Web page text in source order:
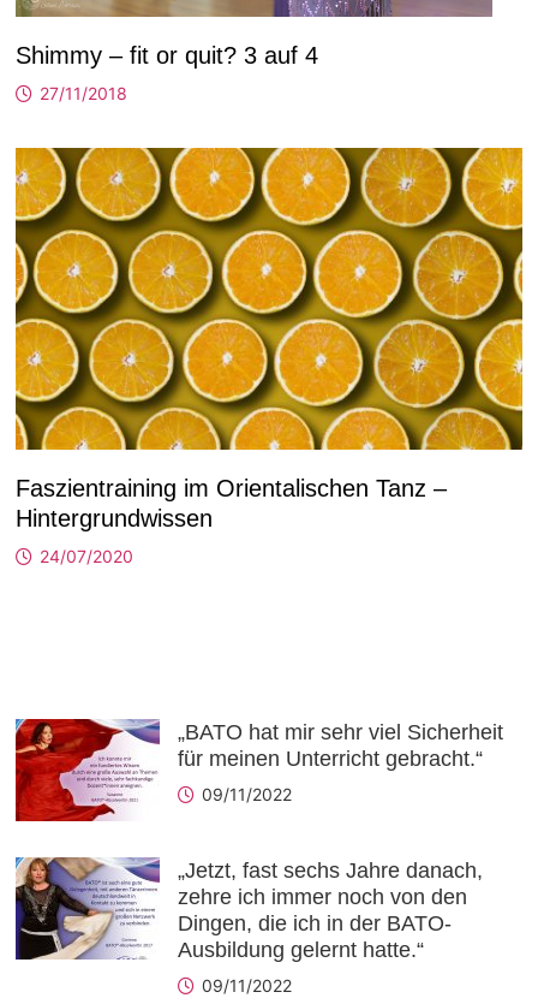
Shimmy – fit or quit? 3 auf 4
27/11/2018
Faszientraining im Orientalischen Tanz –
Hintergrundwissen
24/07/2020
„BATO hat mir sehr viel Sicherheit
für meinen Unterricht gebracht.“
09/11/2022
„Jetzt, fast sechs Jahre danach,
zehre ich immer noch von den
Dingen, die ich in der BATO-
Ausbildung gelernt hatte.“
09/11/2022